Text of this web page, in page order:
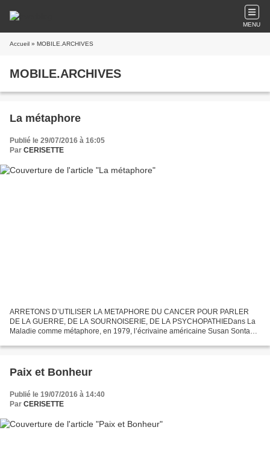
MENU
Accueil » MOBILE.ARCHIVES
MOBILE.ARCHIVES
La métaphore
Publié le 29/07/2016 à 16:05
Par CERISETTE
ARRETONS D’UTILISER LA METAPHORE DU CANCER POUR PARLER
DE LA GUERRE, DE LA SOURNOISERIE, DE LA PSYCHOPATHIEDans La
Maladie comme métaphore, en 1979, l’écrivaine américaine Susan Sontag
Paix et Bonheur
Publié le 19/07/2016 à 14:40
Par CERISETTE